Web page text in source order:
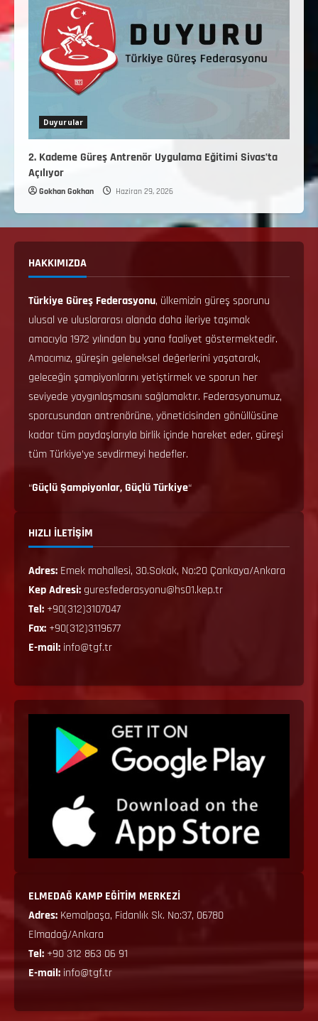
Duyurular
2. Kademe Güreş Antrenör Uygulama Eğitimi Sivas’ta
Açılıyor
Gokhan Gokhan Haziran 29, 2026
HAKKIMIZDA
Türkiye Güreş Federasyonu, ülkemizin güreş sporunu
ulusal ve uluslararası alanda daha ileriye taşımak
amacıyla 1972 yılından bu yana faaliyet göstermektedir.
Amacımız, güreşin geleneksel değerlerini yaşatarak,
geleceğin şampiyonlarını yetiştirmek ve sporun her
seviyede yaygınlaşmasını sağlamaktır. Federasyonumuz,
sporcusundan antrenörüne, yöneticisinden gönüllüsüne
kadar tüm paydaşlarıyla birlik içinde hareket eder, güreşi
tüm Türkiye’ye sevdirmeyi hedefler.
“Güçlü Şampiyonlar, Güçlü Türkiye“
HIZLI İLETİŞİM
Adres: Emek mahallesi, 30.Sokak, No:20 Çankaya/Ankara
Kep Adresi: guresfederasyonu@hs01.kep.tr
Tel: +90(312)3107047
Fax: +90(312)3119677
E-mail: info@tgf.tr
ELMEDAĞ KAMP EĞİTİM MERKEZİ
Adres: Kemalpaşa, Fidanlık Sk. No:37, 06780
Elmadağ/Ankara
Tel: +90 312 863 06 91
E-mail: info@tgf.tr